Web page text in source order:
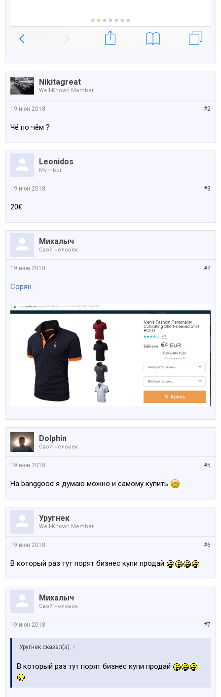
Nikitagreat
Well-Known Member
#2
19 июн 2018
Чё по чём ?
Leonidos
Member
#3
19 июн 2018
20€
Михалыч
Свой человек
#4
19 июн 2018
Сорян
Dolphin
Свой человек
#5
19 июн 2018
На banggood я думаю можно и самому купить
Уругнек
Well-Known Member
#6
19 июн 2018
В который раз тут порят бизнес купи продай
Михалыч
Свой человек
#7
19 июн 2018
Уругнек сказал(а): ↑
В который раз тут порят бизнес купи продай